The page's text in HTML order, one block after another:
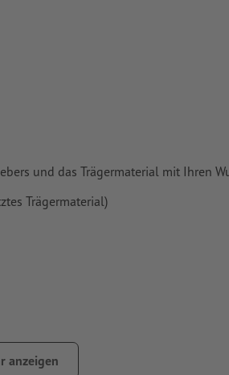
und das Trägermaterial mit Ihren
Trägermaterial)
anzeigen